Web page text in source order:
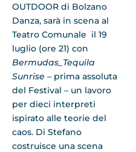
OUTDOOR di Bolzano
Danza, sarà in scena al
Teatro Comunale il 19
luglio (ore 21) con
Bermudas_Tequila
Sunrise – prima assoluta
del Festival – un lavoro
per dieci interpreti
ispirato alle teorie del
caos. Di Stefano
costruisce una scena